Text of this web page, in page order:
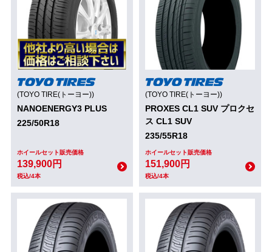
(TOYO TIRE(トーヨー))
NANOENERGY3 PLUS
225/50R18
ホイールセット販売価格
139,900円
税込/4本
(TOYO TIRE(トーヨー))
PROXES CL1 SUV プロクセ
ス CL1 SUV
235/55R18
ホイールセット販売価格
151,900円
税込/4本